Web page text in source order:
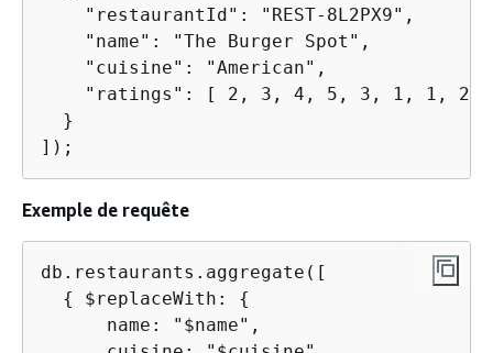
    "restaurantId": "REST-8L2PX9",
    "name": "The Burger Spot",
    "cuisine": "American",
"ratings": [ 2, 3, 4, 5, 3, 1, 1, 2,
  }
]);
Exemple de requête
db.restaurants.aggregate([
{
$replaceWith: {
      name: "$name",